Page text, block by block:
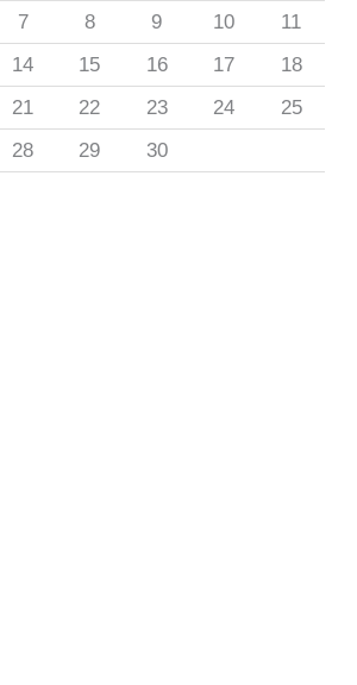
7 8 9 10
11
14 15 16 17
18
21 22 23 24
25
28 29 30